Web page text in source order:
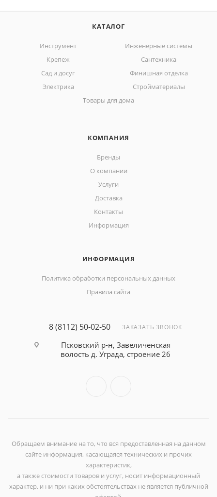
КАТАЛОГ
Инструмент
Инженерные системы
Крепеж
Сантехника
Сад и досуг
Финишная отделка
Электрика
Стройматериалы
Товары для дома
КОМПАНИЯ
Бренды
О компании
Услуги
Доставка
Контакты
Информация
ИНФОРМАЦИЯ
Политика обработки персональных данных
Правила сайта
8 (8112) 50-02-50 ЗАКАЗАТЬ ЗВОНОК
Псковский р-н, Завеличенская
волость д. Уграда, строение 26
Обращаем внимание на то, что вся предоставленная на данном
сайте информация, касающаяся технических и прочих
характеристик,
а также стоимости товаров и услуг, носит информационный
характер, и ни при каких обстоятельствах не является публичной